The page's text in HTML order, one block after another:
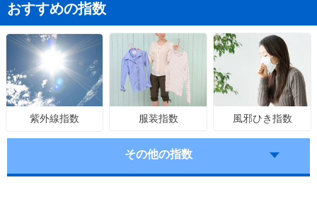
おすすめの指数
紫外線指数 服装指数 風邪ひき指数
その他の指数